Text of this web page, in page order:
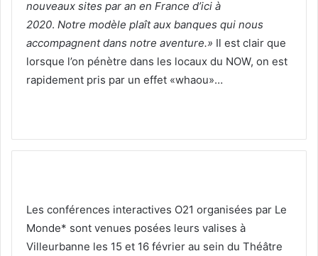
nouveaux sites par an en France d’ici à
2020. Notre modèle plaît aux banques qui nous
accompagnent dans notre aventure.» Il est clair que
lorsque l’on pénètre dans les locaux du NOW, on est
rapidement pris par un effet «whaou»…
Les conférences interactives O21 organisées par Le
Monde* sont venues posées leurs valises à
Villeurbanne les 15 et 16 février au sein du Théâtre